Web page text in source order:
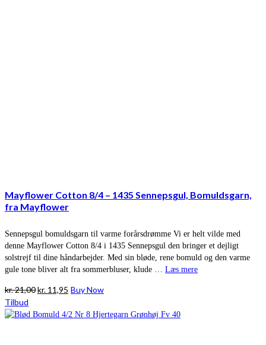
Mayflower Cotton 8/4 – 1435 Sennepsgul, Bomuldsgarn,
fra Mayflower
Sennepsgul bomuldsgarn til varme forårsdrømme Vi er helt vilde med
denne Mayflower Cotton 8/4 i 1435 Sennepsgul den bringer et dejligt
solstrejf til dine håndarbejder. Med sin bløde, rene bomuld og den varme
gule tone bliver alt fra sommerbluser, klude … Læs mere
kr.21,00Den
pris
kr. 11,95 Den
pris
Buy Now
Tilbud